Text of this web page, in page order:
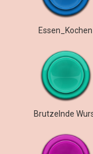
Essen_Kochen
Brutzelnde